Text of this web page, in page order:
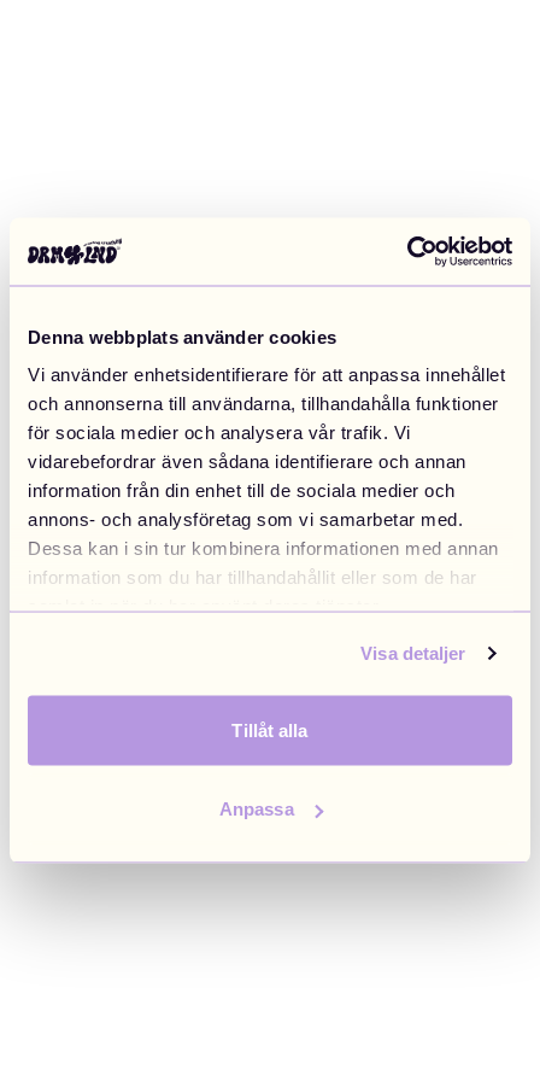
Denna webbplats använder cookies
Vi använder enhetsidentifierare för att anpassa innehållet
och annonserna till användarna, tillhandahålla funktioner
för sociala medier och analysera vår trafik. Vi
vidarebefordrar även sådana identifierare och annan
information från din enhet till de sociala medier och
annons- och analysföretag som vi samarbetar med.
Dessa kan i sin tur kombinera informationen med annan
information som du har tillhandahållit eller som de har
samlat in när du har använt deras tjänster.
Visa detaljer
Tillåt alla
Anpassa
Application error: a client-side exception has occurred (see the
browser console for more information).